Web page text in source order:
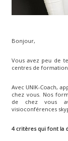
Bonjour,
Vous avez peu de
centres de
Avec UNIK-Coach,
chez vous. Nos
de chez vous
visioconférences
4 critères qui font la